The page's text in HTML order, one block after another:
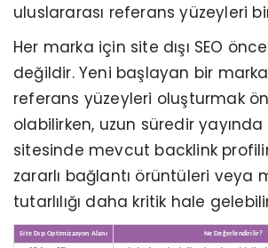
uluslararası referans yüzeyleri
Her marka için site dışı SEO
değildir. Yeni başlayan bir
referans yüzeyleri oluşturmak
olabilirken, uzun süredir
sitesinde mevcut backlink
zararlı bağlantı örüntüleri veya
tutarlılığı daha kritik hale
Site Dışı Optimizasyon Alanı Ne Değerlendirilir?